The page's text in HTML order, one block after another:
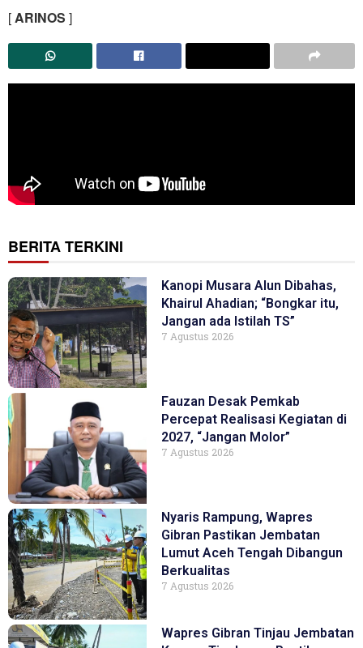
[ARINOS ]
BERITA TERKINI
Kanopi Musara Alun Dibahas,
Khairul Ahadian; “Bongkar itu,
Jangan ada Istilah TS”
7 Agustus 2026
Fauzan Desak Pemkab
Percepat Realisasi Kegiatan di
2027, “Jangan Molor”
7 Agustus 2026
Nyaris Rampung, Wapres
Gibran Pastikan Jembatan
Lumut Aceh Tengah Dibangun
Berkualitas
7 Agustus 2026
Wapres Gibran Tinjau Jembatan